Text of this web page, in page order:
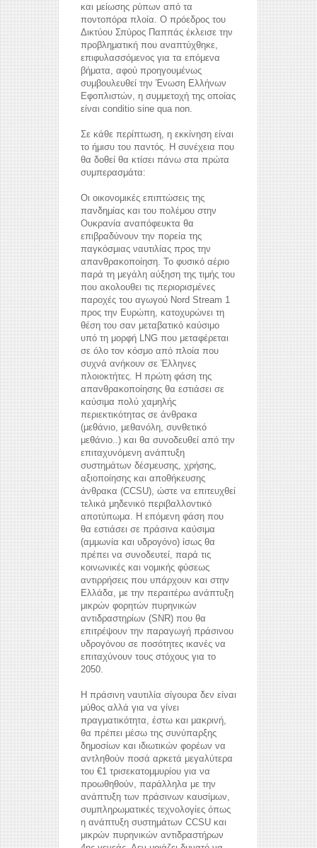
και μείωσης ρύπων από τα
ποντοπόρα πλοία. Ο πρόεδρος του
Δικτύου Σπύρος Παππάς έκλεισε την
προβληματική που αναπτύχθηκε,
επιφυλασσόμενος για τα επόμενα
βήματα, αφού προηγουμένως
συμβουλευθεί την Ένωση Ελλήνων
Εφοπλιστών, η συμμετοχή της οποίας
είναι conditio sine qua non.
Σε κάθε περίπτωση, η εκκίνηση είναι
το ήμισυ του παντός. Η συνέχεια που
θα δοθεί θα κτίσει πάνω στα πρώτα
συμπερασμάτα:
Οι οικονομικές επιπτώσεις της
πανδημίας και του πολέμου στην
Ουκρανία αναπόφευκτα θα
επιβραδύνουν την πορεία της
παγκόσμιας ναυτιλίας προς την
απανθρακοποίηση. Το φυσικό αέριο
παρά τη μεγάλη αύξηση της τιμής του
που ακολουθει τις περιορισμένες
παροχές του αγωγού Nord Stream 1
προς την Ευρώπη, κατοχυρώνει τη
θέση του σαν μεταβατικό καύσιμο
υπό τη μορφή LNG που μεταφέρεται
σε όλο τον κόσμο από πλοία που
συχνά ανήκουν σε Έλληνες
πλοιοκτήτες. Η πρώτη φάση της
απανθρακοποίησης θα εστιάσει σε
καύσιμα πολύ χαμηλής
περιεκτικότητας σε άνθρακα
(μεθάνιο, μεθανόλη, συνθετικό
μεθάνιο..) και θα συνοδευθεί από την
επιταχυνόμενη ανάπτυξη
συστημάτων δέσμευσης, χρήσης,
αξιοποίησης και αποθήκευσης
άνθρακα (CCSU), ώστε να επιτευχθεί
τελικά μηδενικό περιβαλλοντικό
αποτύπωμα. Η επόμενη φάση που
θα εστιάσει σε πράσινα καύσιμα
(αμμωνία και υδρογόνο) ίσως θα
πρέπει να συνοδευτεί, παρά τις
κοινωνικές και νομικής φύσεως
αντιρρήσεις που υπάρχουν και στην
Ελλάδα, με την περαιτέρω ανάπτυξη
μικρών φορητών πυρηνικών
αντιδραστηρίων (SNR) που θα
επιτρέψουν την παραγωγή πράσινου
υδρογόνου σε ποσότητες ικανές να
επιταχύνουν τους στόχους για το
2050.
Η πράσινη ναυτιλία σίγουρα δεν είναι
μύθος αλλά για να γίνει
πραγματικότητα, έστω και μακρινή,
θα πρέπει μέσω της συνύπαρξης
δημοσίων και ιδιωτικών φορέων να
αντληθούν ποσά αρκετά μεγαλύτερα
του €1 τρισεκατομμυρίου για να
προωθηθούν, παράλληλα με την
ανάπτυξη των πράσινων καυσίμων,
συμπληρωματικές τεχνολογίες όπως
η ανάπτυξη συστημάτων CCSU και
μικρών πυρηνικών αντιδραστήρων